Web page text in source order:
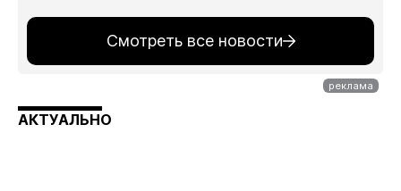
Смотреть все новости
АКТУАЛЬНО